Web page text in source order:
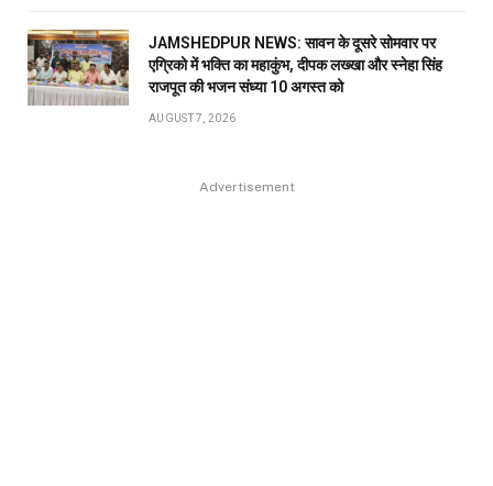
JAMSHEDPUR NEWS: सावन के दूसरे सोमवार पर
एग्रिको में भक्ति का महाकुंभ, दीपक लख्खा और स्नेहा सिंह
राजपूत की भजन संध्या 10 अगस्त को
AUGUST 7, 2026
Advertisement